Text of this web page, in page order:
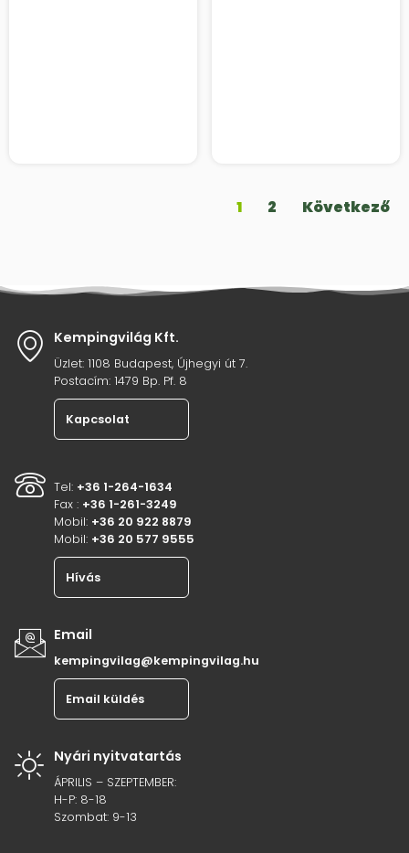
1 2 Következő
Kempingvilág Kft.
Üzlet: 1108 Budapest, Újhegyi út 7.
Postacím: 1479 Bp. Pf. 8
Kapcsolat
Tel: +36 1-264-1634
Fax : +36 1-261-3249
Mobil: +36 20 922 8879
Mobil: +36 20 577 9555
Hívás
Email
kempingvilag@kempingvilag.hu
Email küldés
Nyári nyitvatartás
ÁPRILIS – SZEPTEMBER:
H-P: 8-18
Szombat: 9-13